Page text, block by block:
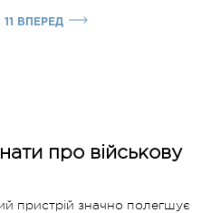
11 ВПЕРЕД
про військову
пристрій значно полегшує